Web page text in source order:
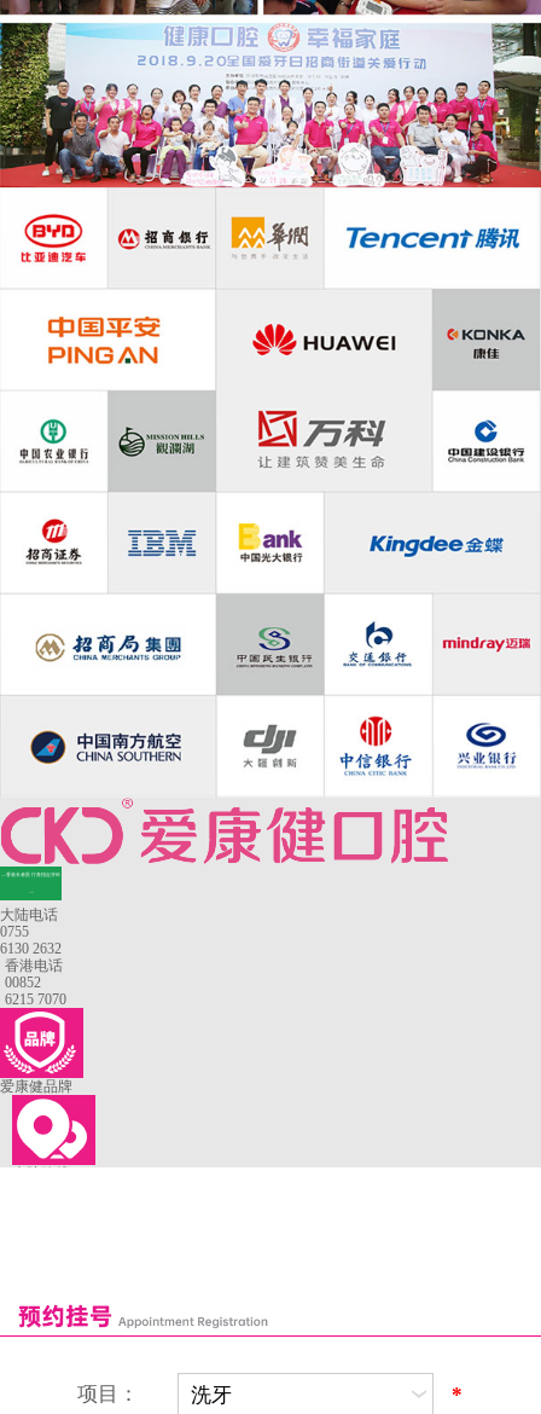
—香港长者医疗券指定牙科
大陆电话
0755
6130 2632
香港电话
00852
6215 7070
爱康健品牌
恒乐口腔诊所
富港口腔诊所
项目： *